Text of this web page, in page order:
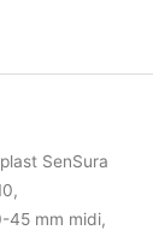
SenSura
45 mm midi,